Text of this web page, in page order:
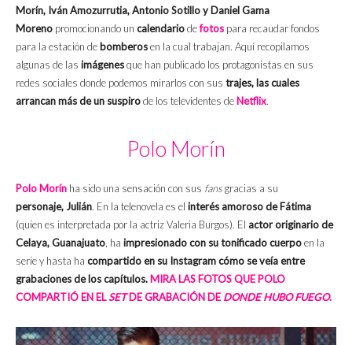
Morín, Iván Amozurrutia, Antonio Sotillo y Daniel Gama
Moreno promocionando un calendariodefotos para recaudar fondos
para la estación de bomberosen la cual trabajan. Aquí recopilamos
algunas de las imágenesque han publicado los protagonistas en sus
redes sociales donde podemos mirarlos con sus trajes, las cuales
arrancan más de un suspirode los televidentes de Netflix.
Polo Morín
Polo Morín ha sido una sensación con sus fansgracias a su
personaje,Julián. En la telenovela es el interés amoroso de Fátima
(quien es interpretada por la actriz Valeria Burgos). El actor originario de
Celaya, Guanajuato, ha impresionado con su tonificado cuerpoen la
serie y hasta ha compartido en su Instagram cómo se veía entre
grabaciones de los capítulos. MIRA LAS FOTOS QUE POLO
COMPARTIÓ EN ELSETDE GRABACIÓN DE DONDE HUBO FUEGO.